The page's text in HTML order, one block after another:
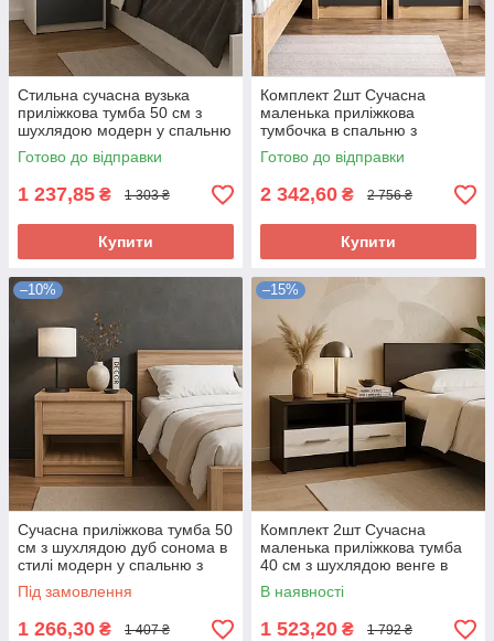
Стильна сучасна вузька
приліжкова тумба 50 см з
шухлядою модерн у спальню
ЛДСП Viva Гарант дуб крафт
білий+графіт
Готово до відправки
1 237,85 ₴ 1 303 ₴
Купити
Комплект 2шт Сучасна
маленька приліжкова
тумбочка в спальню з
шухлядою та нішею Домініка
Мебель Сервіс
Готово до відправки
2 342,60 ₴ 2 756 ₴
Купити
–10%
Сучасна приліжкова тумба 50
см з шухлядою дуб сонома в
стилі модерн у спальню з
ЛДСП Norton VMV Holding
Під замовлення
1 266,30 ₴ 1 407 ₴
–15%
Комплект 2шт Сучасна
маленька приліжкова тумба
40 см з шухлядою венге в
спалюню Араміс Мебель
Сервіс
В наявності
1 523,20 ₴ 1 792 ₴